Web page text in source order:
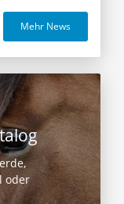
Mehr News
oder